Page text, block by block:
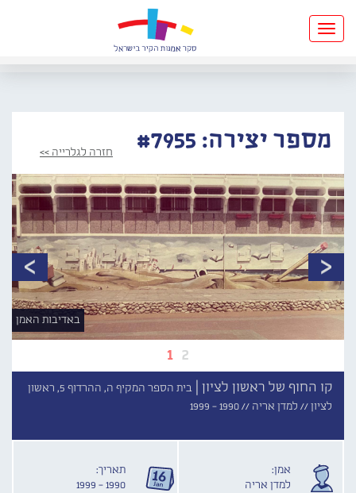
Toggle
navigation
מספר יצירה: #7955 חזרה לגלרייה >>
1 2
באדיבות האמן
קו החוף של ראשון לציון |
בית הספר המקיף ה, ההרדוף 5, ראשון
לציון // למדן אריה //1990 - 1999
אמן:
למדן אריה
תאריך:
1990 - 1999